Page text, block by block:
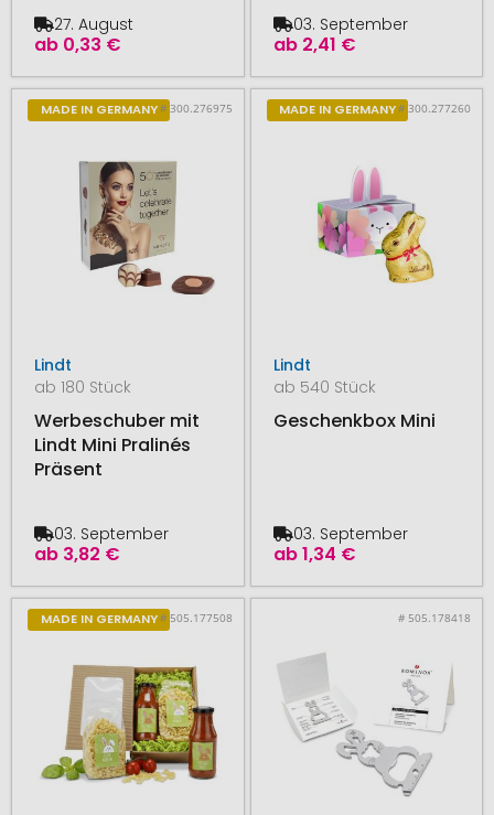
ab 0,33 €
27. August
ab 2,41 €
03. September
MADE IN GERMANY# 300.276975
Lindt
ab 180 Stück
Werbeschuber mit
Lindt Mini Pralinés
Präsent
ab 3,82 €
03. September
MADE IN GERMANY# 300.277260
Lindt
ab 540 Stück
Geschenkbox Mini
ab1,34 €
03. September
MADE IN GERMANY# 505.177508 # 505.178418